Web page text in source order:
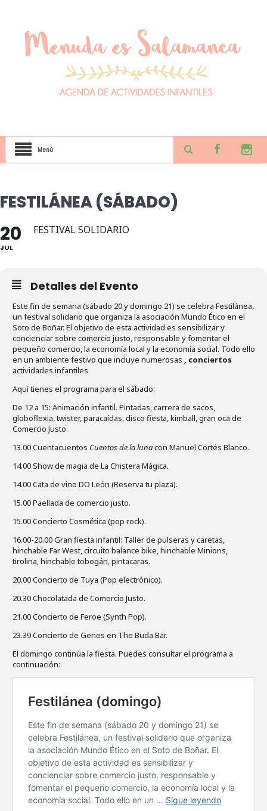
Menú
FESTILÁNEA (SÁBADO)
20
JUL
FESTIVAL SOLIDARIO
Detalles del Evento
Este fin de semana (sábado 20 y domingo 21) se celebra Festilánea,
un festival solidario que organiza la asociación Mundo Ético en el
Soto de Boñar. El objetivo de esta actividad es sensibilizar y
concienciar sobre comercio justo, responsable y fomentar el
pequeño comercio, la economía local y la economía social. Todo ello
en un ambiente festivo que incluye numerosas , conciertos
actividades infantiles
Aquí tienes el programa para el sábado:
De 12 a 15: Animación infantil. Pintadas, carrera de sacos,
globoflexia, twister, paracaídas, disco fiesta, kimball, gran oca de
Comercio Justo.
13.00 Cuentacuentos Cuentos de la lunacon Manuel Cortés Blanco.
14.00 Show de magia de La Chistera Mágica.
14.00 Cata de vino DO León (Reserva tu plaza).
15.00 Paellada de comercio justo.
15.00 Concierto Cosmética (pop rock).
16.00-20.00 Gran fiesta infantil: Taller de pulseras y caretas,
hinchable Far West, circuito balance bike, hinchable Minions,
tirolina, hinchable tobogán, pintacaras.
20.00 Concierto de Tuya (Pop electrónico).
20.30 Chocolatada de Comercio Justo.
21.00 Concierto de Feroe (Synth Pop).
23.39 Concierto de Genes en The Buda Bar.
El domingo continúa la fiesta. Puedes consultar el programa a
continuación: